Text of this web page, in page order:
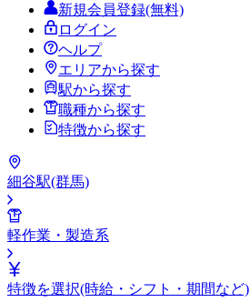
新規会員登録(無料)
ログイン
ヘルプ
エリアから探す
駅から探す
職種から探す
特徴から探す
細谷駅(群馬)
軽作業・製造系
特徴を選択(時給・シフト・期間など)